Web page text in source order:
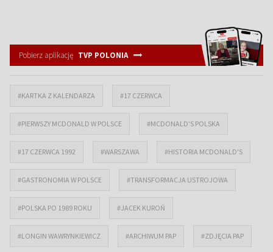
Pobierz aplikację TVP POLONIA
#KARTKA Z KALENDARZA #17 CZERWCA
#PIERWSZY MCDONALD W POLSCE #MCDONALD'S POLSKA
#17 CZERWCA 1992 #WARSZAWA #HISTORIA MCDONALD'S
#GASTRONOMIA W POLSCE #TRANSFORMACJA USTROJOWA
#POLSKA PO 1989 ROKU #JACEK KUROŃ
#LONGIN WAWRYNKIEWICZ #ARCHIWUM PAP #ZDJĘCIA PAP